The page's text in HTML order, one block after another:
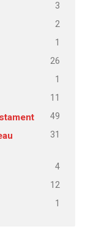
3
2
1
26
1
11
49
31
4
12
1